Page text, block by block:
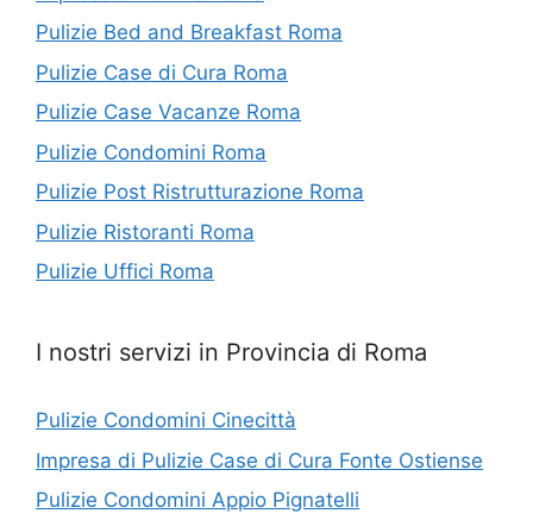
Pulizie Bed and Breakfast Roma
Pulizie Case di Cura Roma
Pulizie Case Vacanze Roma
Pulizie Condomini Roma
Pulizie Post Ristrutturazione Roma
Pulizie Ristoranti Roma
Pulizie Uffici Roma
I nostri servizi in Provincia di Roma
Pulizie Condomini Cinecittà
Impresa di Pulizie Case di Cura Fonte Ostiense
Pulizie Condomini Appio Pignatelli